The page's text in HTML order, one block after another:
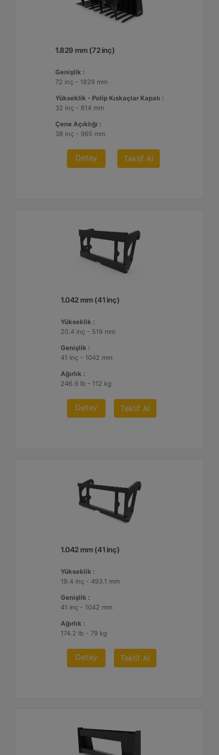
1.829 mm (72 inç)
Genişlik :
72 inç - 1829 mm
Yükseklik - Polip Kıskaçlar Kapalı :
32 inç - 814 mm
Çene Açıklığı :
38 inç - 965 mm
Detay Teklif Al
1.042 mm (41 inç)
Yükseklik :
20.4 inç - 519 mm
Genişlik :
41 inç - 1042 mm
Ağırlık :
246.9 lb - 112 kg
Detay Teklif Al
1.042 mm (41 inç)
Yükseklik :
19.4 inç - 493.1 mm
Genişlik :
41 inç - 1042 mm
Ağırlık :
174.2 lb - 79 kg
Detay Teklif Al